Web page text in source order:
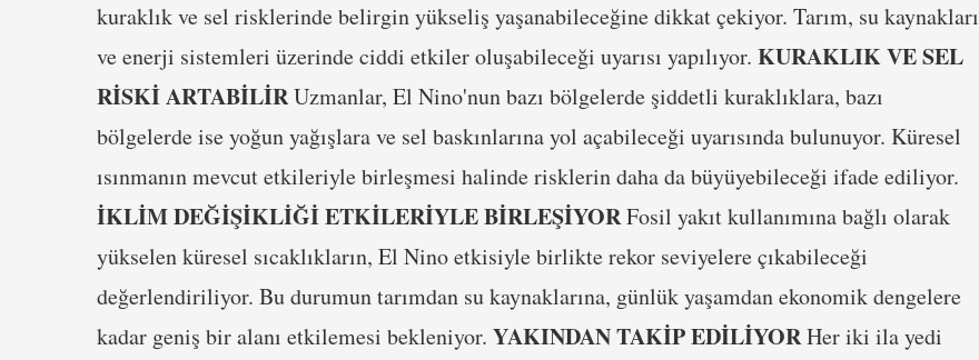
kuraklık ve sel risklerinde belirgin yükseliş yaşanabileceğine dikkat çekiyor. Tarım, su kaynakları
ve enerji sistemleri üzerinde ciddi etkiler oluşabileceği uyarısı yapılıyor. KURAKLIK VE SEL
RİSKİ ARTABİLİRUzmanlar, El Nino'nun bazı bölgelerde şiddetli kuraklıklara, bazı
bölgelerde ise yoğun yağışlara ve sel baskınlarına yol açabileceği uyarısında bulunuyor. Küresel
ısınmanın mevcut etkileriyle birleşmesi halinde risklerin daha da büyüyebileceği ifade ediliyor.
İKLİM DEĞİŞİKLİĞİ ETKİLERİYLE BİRLEŞİYORFosil yakıt kullanımına bağlı olarak
yükselen küresel sıcaklıkların, El Nino etkisiyle birlikte rekor seviyelere çıkabileceği
değerlendiriliyor. Bu durumun tarımdan su kaynaklarına, günlük yaşamdan ekonomik dengelere
kadar geniş bir alanı etkilemesi bekleniyor. YAKINDAN TAKİP EDİLİYORHer iki ila yedi